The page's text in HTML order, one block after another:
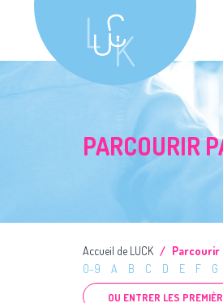
PARCOURIR
Accueil de LUCK
Parcourir
0-9
A B C D E F G